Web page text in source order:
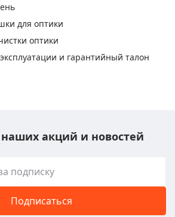
для оптики
оптики
и гарантийный талон
наших акций и новостей
Подписаться